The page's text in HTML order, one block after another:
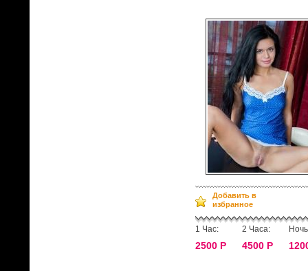
Добавить в
избранное
1 Час:
2500 Р
2 Часа:
4500 Р